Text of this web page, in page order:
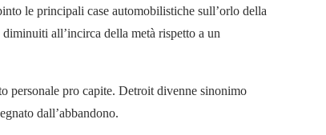
le principali case automobilistiche sull’orlo della
all’incirca della metà rispetto a un
personale pro capite. Detroit divenne sinonimo
dall’abbandono.